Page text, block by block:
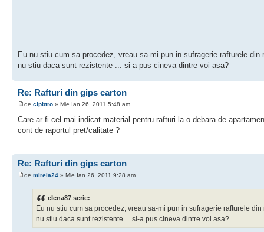
Eu nu stiu cum sa procedez, vreau sa-mi pun in sufragerie rafturele din
nu stiu daca sunt rezistente ... si-a pus cineva dintre voi asa?
Re: Rafturi din gips carton
de cipbtro » Mie Ian 26, 2011 5:48 am
Care ar fi cel mai indicat material pentru rafturi la o debara de
cont de raportul pret/calitate ?
Re: Rafturi din gips carton
de mirela24 » Mie Ian 26, 2011 9:28 am
elena87 scrie:
Eu nu stiu cum sa procedez, vreau sa-mi pun in sufragerie rafturele din
nu stiu daca sunt rezistente ... si-a pus cineva dintre voi asa?